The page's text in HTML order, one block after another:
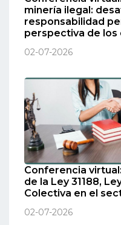
minería ilegal:
responsabilidad
perspectiva de los
02-07-2026
Conferencia
de la Ley 31188,
Colectiva en el
02-07-2026